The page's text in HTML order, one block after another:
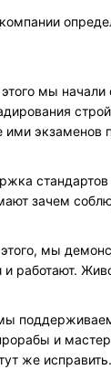
мы
экзаменов
зачем
мы
работают.
и
же исправить.